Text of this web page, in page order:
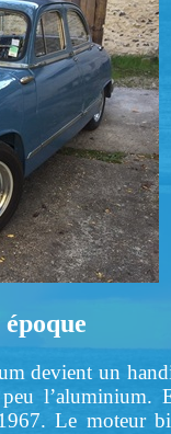
devient un
l’aluminium.
Le moteur